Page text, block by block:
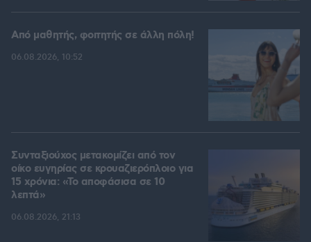
Από μαθητής, φοιτητής σε άλλη πόλη!
06.08.2026, 10:52
Συνταξιούχος μετακομίζει από τον
οίκο ευγηρίας σε κρουαζιερόπλοιο για
15 χρόνια: «Το αποφάσισα σε 10
λεπτά»
06.08.2026, 21:13